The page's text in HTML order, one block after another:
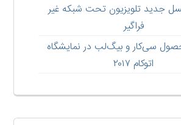
جدید تلویزیون تحت شبکه غیر
فراگیر
سی‌کار و بیگ‌لب در نمایشگاه
اتوکام ۲۰۱۷